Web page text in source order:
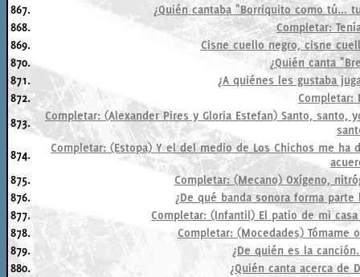
867.
¿Quién cantaba "Borriquito como tú...
868.
Completar:
869.
Cisne cuello negro, cisne
870.
¿Quién canta
871.
¿A quiénes les gustaba
872.
Completar:
873.
Completar: (Alexander Pires y Gloria Estefan) Santo,
874.
Completar: (Estopa) Y el del medio de Los Chichos me
875.
Completar: (Mecano) Oxígeno,
876.
¿De qué banda sonora forma
877.
Completar: (Infantil) El patio de mi
878.
Completar: (Mocedades)
879.
¿De quién es la
880.
¿Quién canta acerca de